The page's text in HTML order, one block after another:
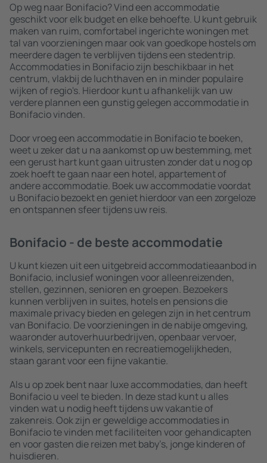
Op weg naar Bonifacio? Vind een accommodatie
geschikt voor elk budget en elke behoefte. U kunt gebruik
maken van ruim, comfortabel ingerichte woningen met
tal van voorzieningen maar ook van goedkope hostels om
meerdere dagen te verblijven tijdens een stedentrip.
Accommodaties in Bonifacio zijn beschikbaar in het
centrum, vlakbij de luchthaven en in minder populaire
wijken of regio's. Hierdoor kunt u afhankelijk van uw
verdere plannen een gunstig gelegen accommodatie in
Bonifacio vinden.
Door vroeg een accommodatie in Bonifacio te boeken,
weet u zeker dat u na aankomst op uw bestemming, met
een gerust hart kunt gaan uitrusten zonder dat u nog op
zoek hoeft te gaan naar een hotel, appartement of
andere accommodatie. Boek uw accommodatie voordat
u Bonifacio bezoekt en geniet hierdoor van een zorgeloze
en ontspannen sfeer tijdens uw reis.
Bonifacio - de beste accommodatie
U kunt kiezen uit een uitgebreid accommodatieaanbod in
Bonifacio, inclusief woningen voor alleenreizenden,
stellen, gezinnen, senioren en groepen. Bezoekers
kunnen verblijven in suites, hotels en pensions die
maximale privacy bieden en gelegen zijn in het centrum
van Bonifacio. De voorzieningen in de nabije omgeving,
waaronder autoverhuurbedrijven, openbaar vervoer,
winkels, servicepunten en recreatiemogelijkheden,
staan garant voor een fijne vakantie.
Als u op zoek bent naar luxe accommodaties, dan heeft
Bonifacio u veel te bieden. In deze stad kunt u alles
vinden wat u nodig heeft tijdens uw vakantie of
zakenreis. Ook zijn er geweldige accommodaties in
Bonifacio te vinden met faciliteiten voor gehandicapten
en voor gasten die reizen met baby’s, jonge kinderen of
huisdieren.